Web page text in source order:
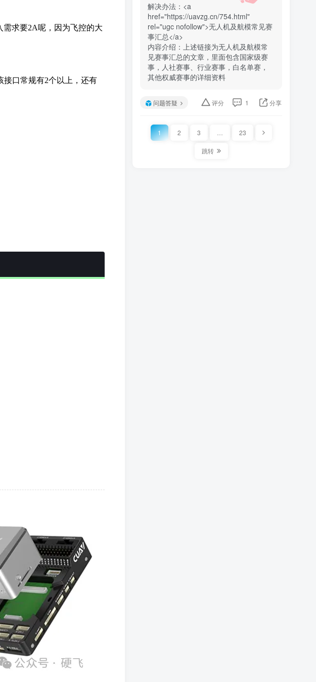
需求要2A呢，因为飞控的大
接口常规有2个以上，还有
解决办法：<a
href="https://uavzg.cn/754.html"
rel="ugc nofollow">无人机及航模常见赛
事汇总</a>
内容介绍：上述链接为无人机及航模常
见赛事汇总的文章，里面包含国家级赛
事，人社赛事、行业赛事，白名单赛，
其他权威赛事的详细资料
问题答疑 评分 1 分享
1 2 3 23
跳转